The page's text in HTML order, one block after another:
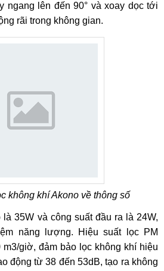
ngang lên đến 90° và xoay dọc tới
rãi trong không gian.
không khí Akono về thông số
35W và công suất đầu ra là 24W,
năng lượng. Hiệu suất lọc PM
giờ, đảm bảo lọc không khí hiệu
động từ 38 đến 53dB, tạo ra không